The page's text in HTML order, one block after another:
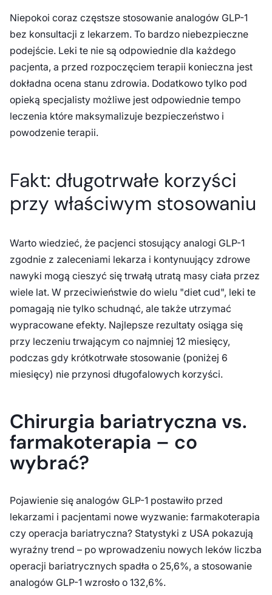
Niepokoi coraz częstsze stosowanie analogów GLP-1
bez konsultacji z lekarzem. To bardzo niebezpieczne
podejście. Leki te nie są odpowiednie dla każdego
pacjenta, a przed rozpoczęciem terapii konieczna jest
dokładna ocena stanu zdrowia. Dodatkowo tylko pod
opieką specjalisty możliwe jest odpowiednie tempo
leczenia które maksymalizuje bezpieczeństwo i
powodzenie terapii.
Fakt: długotrwałe korzyści
przy właściwym stosowaniu
Warto wiedzieć, że pacjenci stosujący analogi GLP-1
zgodnie z zaleceniami lekarza i kontynuujący zdrowe
nawyki mogą cieszyć się trwałą utratą masy ciała przez
wiele lat. W przeciwieństwie do wielu "diet cud", leki te
pomagają nie tylko schudnąć, ale także utrzymać
wypracowane efekty. Najlepsze rezultaty osiąga się
przy leczeniu trwającym co najmniej 12 miesięcy,
podczas gdy krótkotrwałe stosowanie (poniżej 6
miesięcy) nie przynosi długofalowych korzyści.
Chirurgia bariatryczna vs.
farmakoterapia – co
wybrać?
Pojawienie się analogów GLP-1 postawiło przed
lekarzami i pacjentami nowe wyzwanie: farmakoterapia
czy operacja bariatryczna? Statystyki z USA pokazują
wyraźny trend – po wprowadzeniu nowych leków liczba
operacji bariatrycznych spadła o 25,6%, a stosowanie
analogów GLP-1 wzrosło o 132,6%.